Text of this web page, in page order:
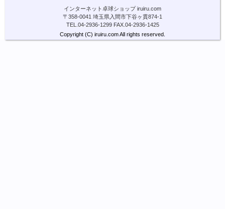
インターネット卓球ショップ iruiru.com
〒358-0041 埼玉県入間市下谷ヶ貫874-1
TEL.04-2936-1299 FAX.04-2936-1425
Copyright (C) iruiru.com All rights reserved.